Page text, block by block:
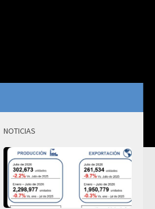
NOTICIAS